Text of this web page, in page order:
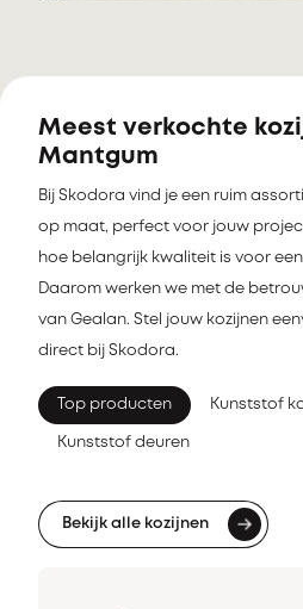
Meest verkochte
Mantgum
Bij Skodora vind je een ruim
op maat, perfect voor jouw
hoe belangrijk kwaliteit is voor
Daarom werken we met de
van Gealan. Stel jouw kozijnen
direct bij Skodora.
Top producten Kunststof
Kunststof deuren
Bekijk alle kozijnen